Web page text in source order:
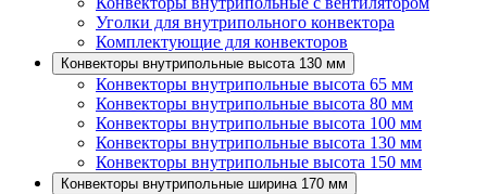
Уголки для внутрипольного конвектора
Комплектующие для конвекторов
Конвекторы внутрипольные высота 130 мм
Конвекторы внутрипольные высота 65 мм
Конвекторы внутрипольные высота 80 мм
Конвекторы внутрипольные высота 100 мм
Конвекторы внутрипольные высота 130 мм
Конвекторы внутрипольные высота 150 мм
Конвекторы внутрипольные ширина 170 мм